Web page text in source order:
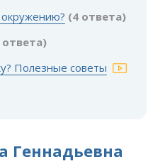
окружению? (4 ответа)
ответа)
Полезные советы
Геннадьевна